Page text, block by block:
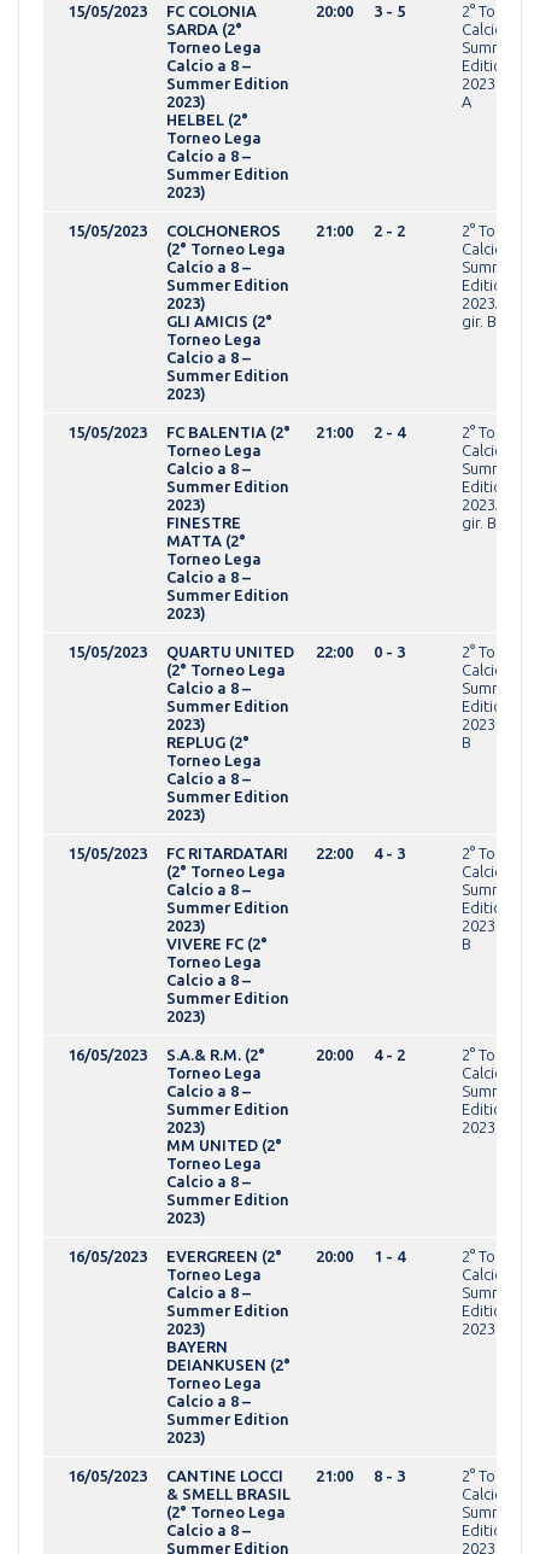
15/05/2023
FC COLONIA
SARDA (2°
Torneo Lega
Calcio a 8 –
Summer Edition
2023)
HELBEL (2°
Torneo Lega
Calcio a 8 –
Summer Edition
2023)
20:00 3 - 5
2° Torneo
Calcio a 8 -
Summer
Edition
A
15/05/2023
COLCHONEROS
(2° Torneo Lega
Calcio a 8 –
Summer Edition
2023)
GLI AMICIS (2°
Torneo Lega
Calcio a 8 –
Summer Edition
2023)
21:00 2 - 2
2° Torneo
Calcio a 8 -
Summer
Edition
gir. B
15/05/2023
FC BALENTIA (2°
Torneo Lega
Calcio a 8 –
Summer Edition
2023)
FINESTRE
MATTA (2°
Torneo Lega
Calcio a 8 –
Summer Edition
2023)
21:00 2 - 4
2° Torneo
Calcio a 8 -
Summer
Edition
gir. B
15/05/2023
QUARTU UNITED
(2° Torneo Lega
Calcio a 8 –
Summer Edition
2023)
REPLUG (2°
Torneo Lega
Calcio a 8 –
Summer Edition
2023)
22:00 0 - 3
2° Torneo
Calcio a 8 -
Summer
Edition
B
15/05/2023
FC RITARDATARI
(2° Torneo Lega
Calcio a 8 –
Summer Edition
2023)
VIVERE FC (2°
Torneo Lega
Calcio a 8 –
Summer Edition
2023)
22:00 4 - 3
2° Torneo
Calcio a 8 -
Summer
Edition
B
16/05/2023
S.A.& R.M. (2°
Torneo Lega
Calcio a 8 –
Summer Edition
2023)
MM UNITED (2°
Torneo Lega
Calcio a 8 –
Summer Edition
2023)
20:00 4 - 2
2° Torneo
Calcio a 8 -
Summer
Edition
2023OVER
16/05/2023
EVERGREEN (2°
Torneo Lega
Calcio a 8 –
Summer Edition
2023)
BAYERN
DEIANKUSEN (2°
Torneo Lega
Calcio a 8 –
Summer Edition
2023)
20:00 1 - 4
2° Torneo
Calcio a 8 -
Summer
Edition
2023OVER
16/05/2023
CANTINE LOCCI
& SMELL BRASIL
(2° Torneo Lega
Calcio a 8 –
Summer Edition
21:00 8 - 3
2° Torneo
Calcio a 8 -
Summer
Edition
2023OVER